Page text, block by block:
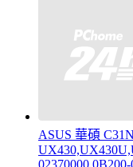
ASUS 華碩